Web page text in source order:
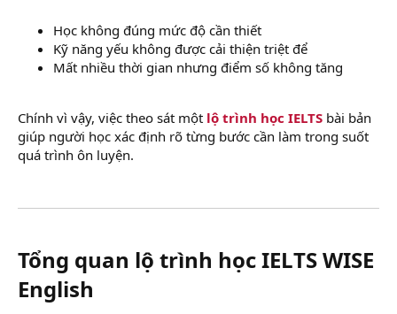
Học không đúng mức độ cần thiết
Kỹ năng yếu không được cải thiện triệt để
Mất nhiều thời gian nhưng điểm số không tăng
Chính vì vậy, việc theo sát một lộ trình học IELTS bài bản
giúp người học xác định rõ từng bước cần làm trong suốt
quá trình ôn luyện.
Tổng quan lộ trình học IELTS WISE
English​